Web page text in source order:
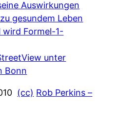
Auswirkungen
gesundem Leben
wird Formel-1-
unter
Bonn
(cc) Rob Perkins –